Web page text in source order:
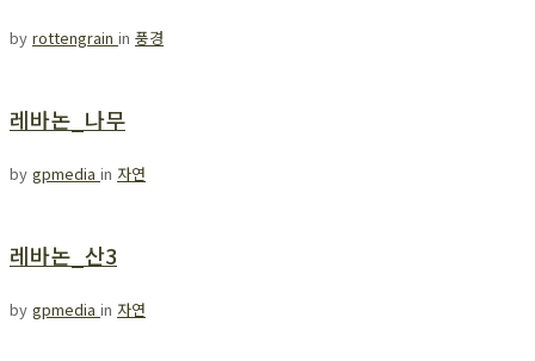
by rottengrain in 풍경
레바논_나무
by gpmedia in 자연
레바논_산3
by gpmedia in 자연